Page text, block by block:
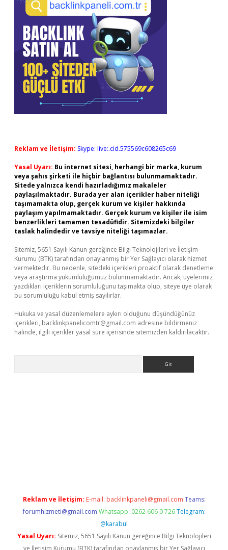
Reklam ve İletişim: Skype: live:.cid.575569c608265c69
Yasal Uyarı: Bu internet sitesi, herhangi bir marka, kurum
veya şahıs şirketi ile hiçbir bağlantısı bulunmamaktadır.
Sitede yalnızca kendi hazırladığımız makaleler
paylaşılmaktadır. Burada yer alan içerikler haber niteliği
taşımamakta olup, gerçek kurum ve kişiler hakkında
paylaşım yapılmamaktadır. Gerçek kurum ve kişiler ile isim
benzerlikleri tamamen tesadüfidir. Sitemizdeki bilgiler
taslak halindedir ve tavsiye niteliği taşımazlar.
Sitemiz, 5651 Sayılı Kanun gereğince Bilgi Teknolojileri ve İletişim
Kurumu (BTK) tarafından onaylanmış bir Yer Sağlayıcı olarak hizmet
vermektedir. Bu nedenle, sitedeki içerikleri proaktif olarak denetleme
veya araştırma yükümlülüğümüz bulunmamaktadır. Ancak, üyelerimiz
yazdıkları içeriklerin sorumluluğunu taşımakta olup, siteye üye olarak
bu sorumluluğu kabul etmiş sayılırlar.
Hukuka ve yasal düzenlemelere aykırı olduğunu düşündüğünüz
içerikleri, backlinkpanelicomtr@gmail.com adresine bildirmeniz
halinde, ilgili içerikler yasal süre içerisinde sitemizden kaldırılacaktır.
Reklam ve İletişim: E-mail: backlinkpaneli@gmail.com Teams:
forumhizmeti@gmail.com Whatsapp: 0262 606 0 726 Telegram:
@karabul
Yasal Uyarı: Sitemiz, 5651 Sayılı Kanun gereğince Bilgi Teknolojileri
ve İletişim Kurumu (BTK) tarafından onaylanmış bir Yer Sağlayıcı